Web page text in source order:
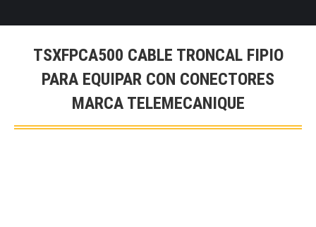
TSXFPCA500 CABLE TRONCAL FIPIO
PARA EQUIPAR CON CONECTORES
MARCA TELEMECANIQUE